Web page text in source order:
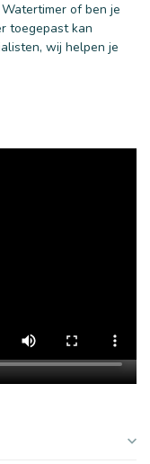
of ben je
toegepast kan
wij helpen je